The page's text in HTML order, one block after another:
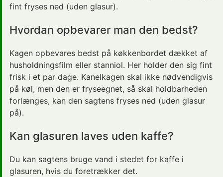
fint fryses ned (uden glasur).
Hvordan opbevarer man den bedst?
Kagen opbevares bedst på køkkenbordet dækket af
husholdningsfilm eller stanniol. Her holder den sig fint
frisk i et par dage. Kanelkagen skal ikke nødvendigvis
på køl, men den er fryseegnet, så skal holdbarheden
forlænges, kan den sagtens fryses ned (uden glasur
på).
Kan glasuren laves uden kaffe?
Du kan sagtens bruge vand i stedet for kaffe i
glasuren, hvis du foretrækker det.